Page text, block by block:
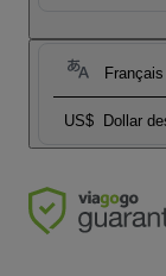
US$ Dollar